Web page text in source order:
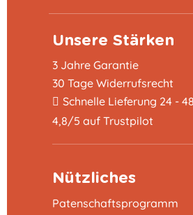
Unsere Stärken
3 Jahre Garantie
30 Tage Widerrufsrecht
Schnelle Lieferung 24 -
4,8/5 auf Trustpilot
Nützliches
Patenschaftsprogramm